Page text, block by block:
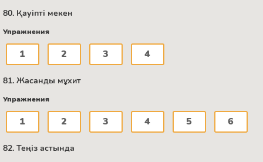
80. Қауіпті мекен
Упражнения
1 2 3 4
81. Жасанды мұхит
Упражнения
1 2 3 4 5 6
82. Теңіз астында